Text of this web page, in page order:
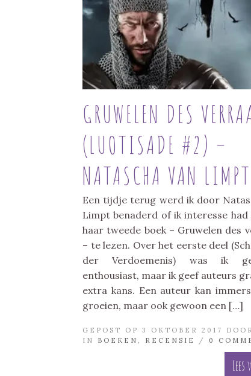
GRUWELEN DES
(LUOTISADE #2) –
NATASCHA VAN LIMPT
Een tijdje terug werd ik door
Limpt benaderd of ik interesse had
haar tweede boek – Gruwelen des
– te lezen. Over het eerste deel
der Verdoemenis) was ik
enthousiast, maar ik geef auteurs
extra kans. Een auteur kan
groeien, maar ook gewoon een […]
GEPOST OP 3 OKTOBER 2017
IN BOEKEN , RECENSIE / 0